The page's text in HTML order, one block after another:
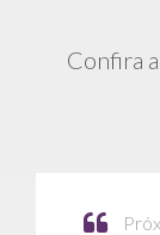
Confira